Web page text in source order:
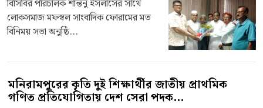
বিসিবির পরিচালক শান্তনু ইসলাসের সাথে
লোকসমাজ মফস্বল সাংবাদিক ফোরামের মত
বিনিময় সভা অনুষ্ঠি...
মনিরামপুরের কৃতি দুই শিক্ষার্থীর জাতীয় প্রাথমিক
গণিত প্রতিযোগিতায় দেশ সেরা পদক...